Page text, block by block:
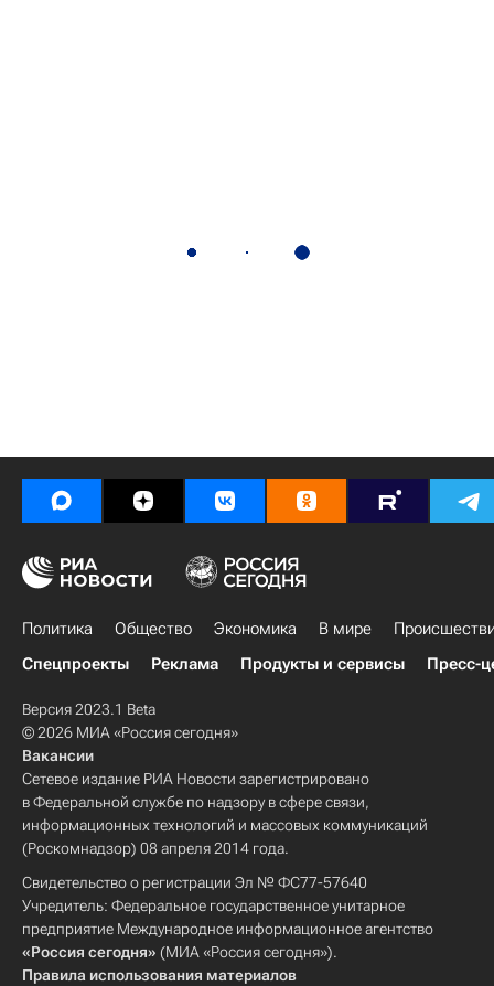
Политика Общество Экономика В мире
Спецпроекты
Реклама Продукты и сервисы Пресс-
Версия 2023.1 Beta
© 2026 МИА «Россия сегодня»
Вакансии
Сетевое издание РИА Новости зарегистрировано
в Федеральной службе по надзору в сфере связи,
информационных технологий и массовых коммуникаций
(Роскомнадзор) 08 апреля 2014 года.
Свидетельство о регистрации Эл № ФС77-57640
Учредитель: Федеральное государственное унитарное
предприятие Международное информационное агентство
«Россия сегодня» (МИА «Россия сегодня»).
Правила использования материалов